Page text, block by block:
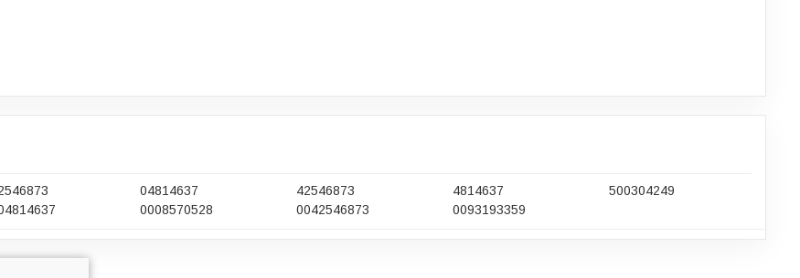
04814637 42546873 4814637
500304249
0008570528 0042546873 0093193359